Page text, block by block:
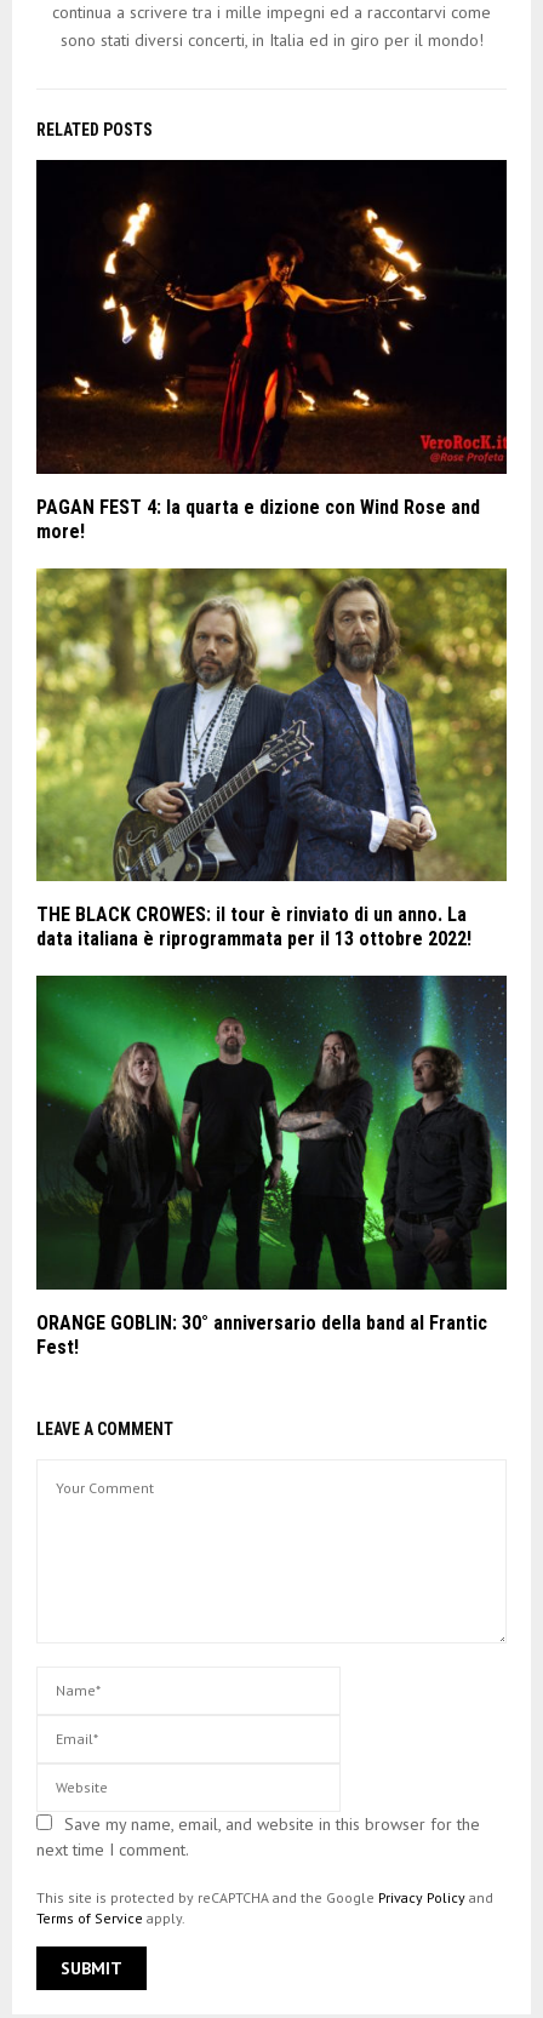
continua a scrivere tra i mille impegni ed a raccontarvi come
sono stati diversi concerti, in Italia ed in giro per il mondo!
RELATED POSTS
PAGAN FEST 4: la quarta e dizione con Wind Rose and
more!
THE BLACK CROWES: il tour è rinviato di un anno. La
data italiana è riprogrammata per il 13 ottobre 2022!
ORANGE GOBLIN: 30° anniversario della band al Frantic
Fest!
LEAVE A COMMENT
Save my name, email, and website in this browser for the
next time I comment.
This site is protected by reCAPTCHA and the Google Privacy Policy and
Terms of Service apply.